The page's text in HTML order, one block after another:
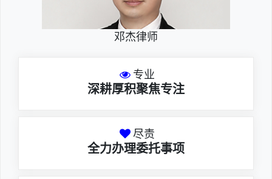
邓杰律师
专业
深耕厚积聚焦专注
尽责
全力办理委托事项